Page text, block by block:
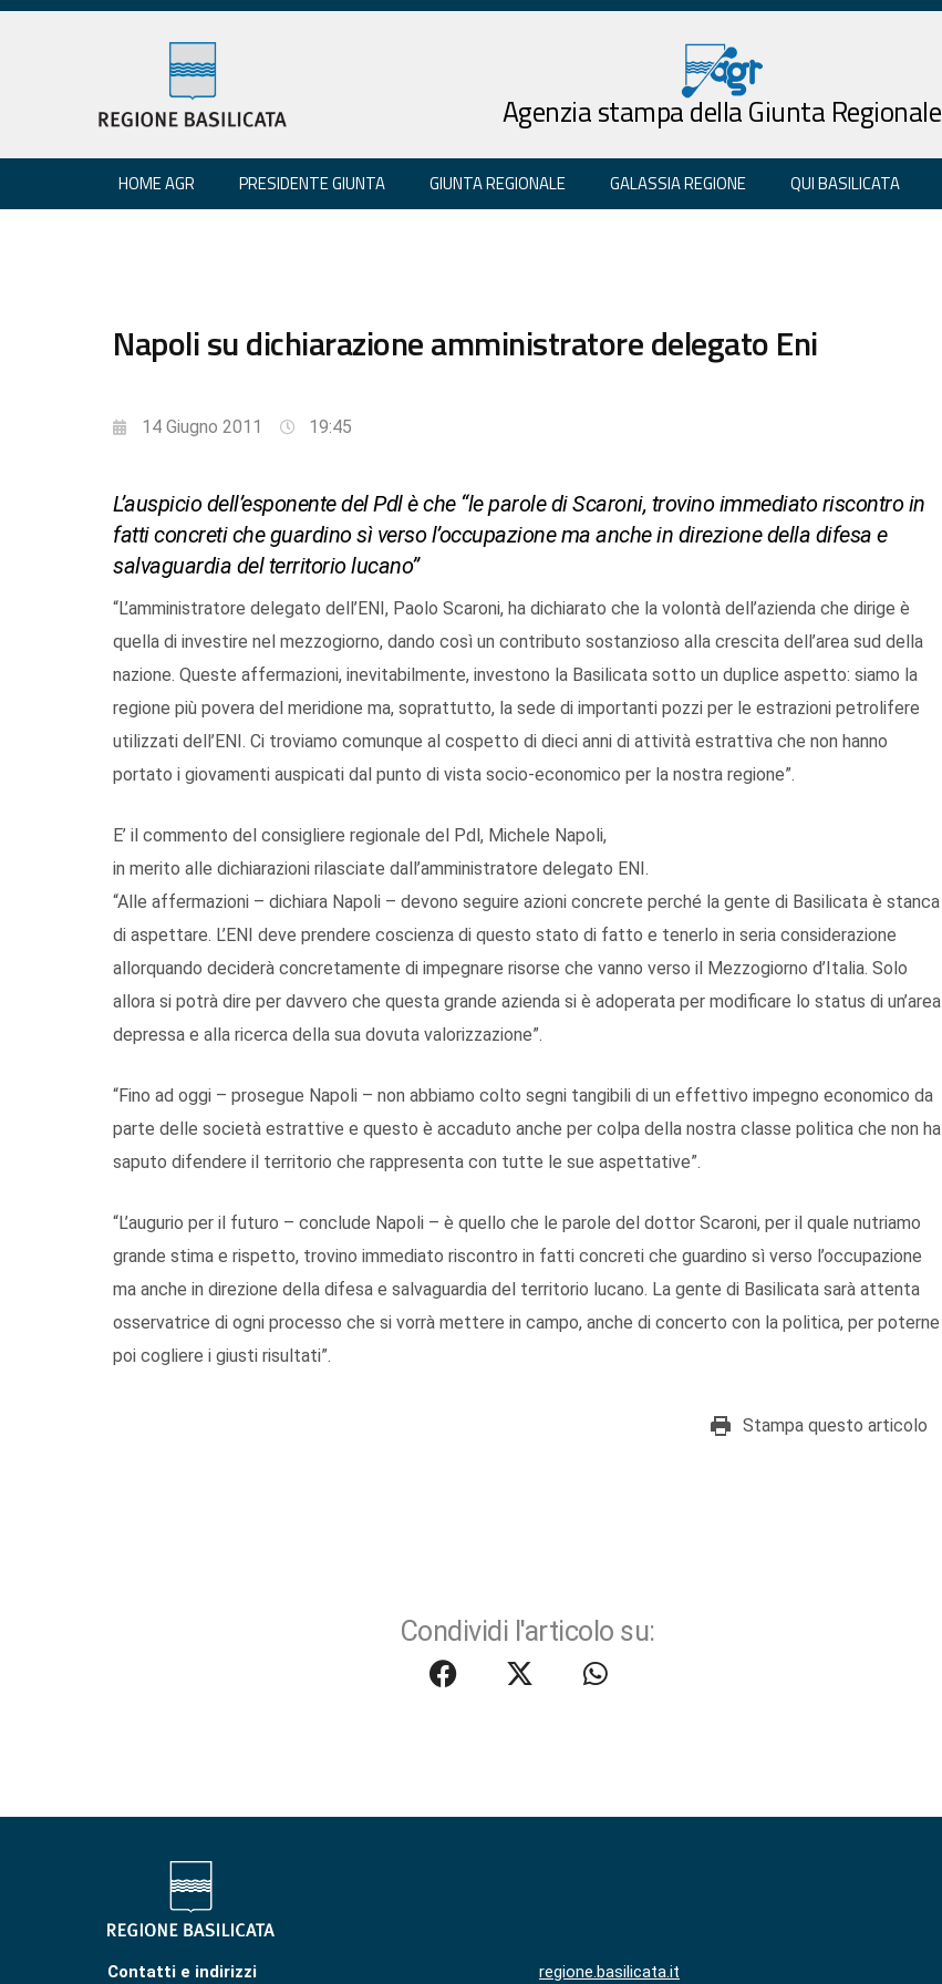
Agenzia stampa della Giunta Regionale
HOME AGR PRESIDENTE GIUNTA GIUNTA REGIONALE GALASSIA REGIONE QUI BASILICATA
Napoli su dichiarazione amministratore delegato Eni
14 Giugno 2011 19:45
L’auspicio dell’esponente del Pdl è che “le parole di Scaroni, trovino immediato riscontro in
fatti concreti che guardino sì verso l’occupazione ma anche in direzione della difesa e
salvaguardia del territorio lucano”
“L’amministratore delegato dell’ENI, Paolo Scaroni, ha dichiarato che la volontà dell’azienda che dirige è
quella di investire nel mezzogiorno, dando così un contributo sostanzioso alla crescita dell’area sud della
nazione. Queste affermazioni, inevitabilmente, investono la Basilicata sotto un duplice aspetto: siamo la
regione più povera del meridione ma, soprattutto, la sede di importanti pozzi per le estrazioni petrolifere
utilizzati dell’ENI. Ci troviamo comunque al cospetto di dieci anni di attività estrattiva che non hanno
portato i giovamenti auspicati dal punto di vista socio-economico per la nostra regione”.
E’ il commento del consigliere regionale del Pdl, Michele Napoli,
in merito alle dichiarazioni rilasciate dall’amministratore delegato ENI.
“Alle affermazioni – dichiara Napoli – devono seguire azioni concrete perché la gente di Basilicata è stanca
di aspettare. L’ENI deve prendere coscienza di questo stato di fatto e tenerlo in seria considerazione
allorquando deciderà concretamente di impegnare risorse che vanno verso il Mezzogiorno d’Italia. Solo
allora si potrà dire per davvero che questa grande azienda si è adoperata per modificare lo status di un’area
depressa e alla ricerca della sua dovuta valorizzazione”.
“Fino ad oggi – prosegue Napoli – non abbiamo colto segni tangibili di un effettivo impegno economico da
parte delle società estrattive e questo è accaduto anche per colpa della nostra classe politica che non ha
saputo difendere il territorio che rappresenta con tutte le sue aspettative”.
“L’augurio per il futuro – conclude Napoli – è quello che le parole del dottor Scaroni, per il quale nutriamo
grande stima e rispetto, trovino immediato riscontro in fatti concreti che guardino sì verso l’occupazione
ma anche in direzione della difesa e salvaguardia del territorio lucano. La gente di Basilicata sarà attenta
osservatrice di ogni processo che si vorrà mettere in campo, anche di concerto con la politica, per poterne
poi cogliere i giusti risultati”.
Stampa questo articolo
Condividi l'articolo su:
Contatti e indirizzi regione.basilicata.it